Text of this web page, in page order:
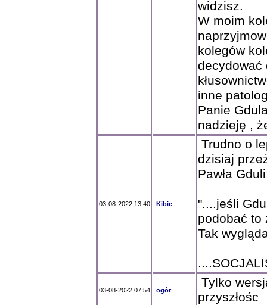
widzisz.
W moim
kolegów
decydować
inne
Panie
nadzieję ,
03-08-2022 13:40 Kibic
Trudno o
dzisiaj
Pawła
"....jeśli
podobać to
Tak
03-08-2022 07:54 ogór
Tylko
przyszłośc